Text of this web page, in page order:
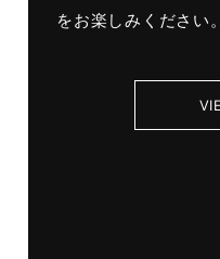
をお楽しみください。